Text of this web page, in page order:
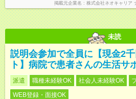
掲載元企業名 株式会社ネオキャリア
未読
説明会参加で全員に【現金2
ト】病院で患者さんの生活サ
派遣 職種未経験OK 社会人未経験OK
WEB登録・面接OK